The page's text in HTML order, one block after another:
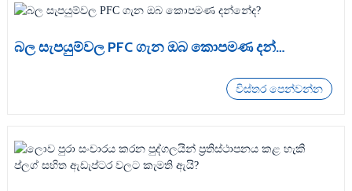
බල සැපයුම්වල PFC ගැන ඔබ කොපමණ දන්නේද?
විස්තර පෙන්වන්න